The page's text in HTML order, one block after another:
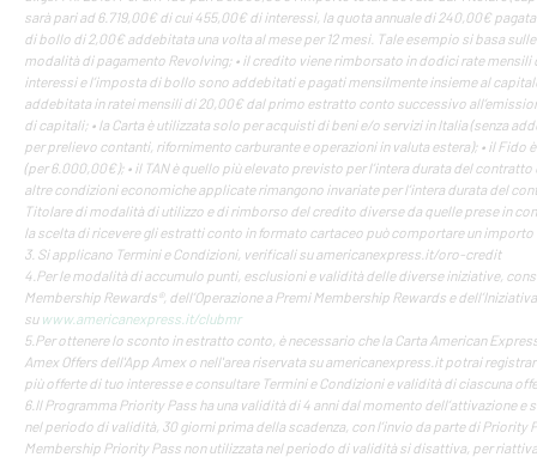
sarà pari ad 6.719,00€ di cui 455,00€ di interessi, la quota annuale di 240,00€
di bollo di 2,00€ addebitata una volta al mese per 12 mesi. Tale esempio si basa
modalità di pagamento Revolving; • il credito viene rimborsato in dodici rate mensili
interessi e l’imposta di bollo sono addebitati e pagati mensilmente insieme al
addebitata in ratei mensili di 20,00€ dal primo estratto conto successivo
di capitali; • la Carta è utilizzata solo per acquisti di beni e/o servizi in Italia (senza
per prelievo contanti, rifornimento carburante e operazioni in valuta estera); • il Fido
(per 6.000,00€); • il TAN è quello più elevato previsto per l’intera durata del contratto
altre condizioni economiche applicate rimangono invariate per l’intera durata del
Titolare di modalità di utilizzo e di rimborso del credito diverse da quelle prese in
la scelta di ricevere gli estratti conto in formato cartaceo può comportare un
3. Si applicano Termini e Condizioni, verificali su americanexpress.it/oro-credit
4.Per le modalità di accumulo punti, esclusioni e validità delle diverse iniziative,
Membership Rewards®, dell’Operazione a Premi Membership Rewards e
su www.americanexpress.it/clubmr
5.Per ottenere lo sconto in estratto conto, è necessario che la Carta American
Amex Offers dell'App Amex o nell'area riservata su americanexpress.it potrai
più offerte di tuo interesse e consultare Termini e Condizioni e validità di ciascuna
6.Il Programma Priority Pass ha una validità di 4 anni dal momento dell’attivazione
nel periodo di validità, 30 giorni prima della scadenza, con l’invio da parte di Priority
Membership Priority Pass non utilizzata nel periodo di validità si disattiva, per